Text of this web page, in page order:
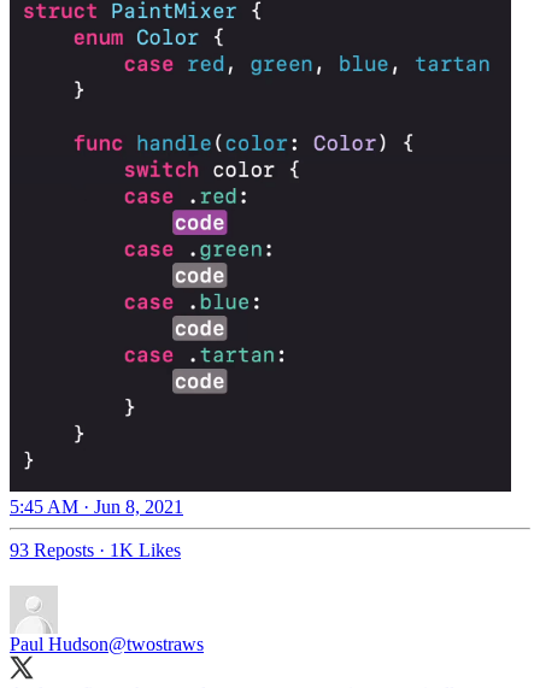
5:45 AM · Jun 8, 2021
93 Reposts · 1K Likes
Paul Hudson@twostraws